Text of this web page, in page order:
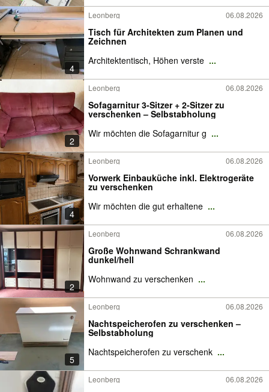
4
Leonberg 06.08.2026
Tisch für Architekten zum Planen und
Zeichnen
Architektentisch, Höhen verste ...
2
Leonberg 06.08.2026
Sofagarnitur 3-Sitzer + 2-Sitzer zu
verschenken – Selbstabholung
Wir möchten die Sofagarnitur g ...
4
Leonberg 06.08.2026
Vorwerk Einbauküche inkl. Elektrogeräte
zu verschenken
Wir möchten die gut erhaltene ...
2
Leonberg 06.08.2026
Große Wohnwand Schrankwand
dunkel/hell
Wohnwand zu verschenken ...
5
Leonberg 06.08.2026
Nachtspeicherofen zu verschenken –
Selbstabholung
Nachtspeicherofen zu verschenk ...
Leonberg 06.08.2026